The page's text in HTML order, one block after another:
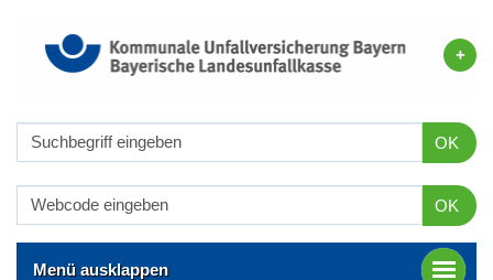
OK
OK
Menü ausklappen